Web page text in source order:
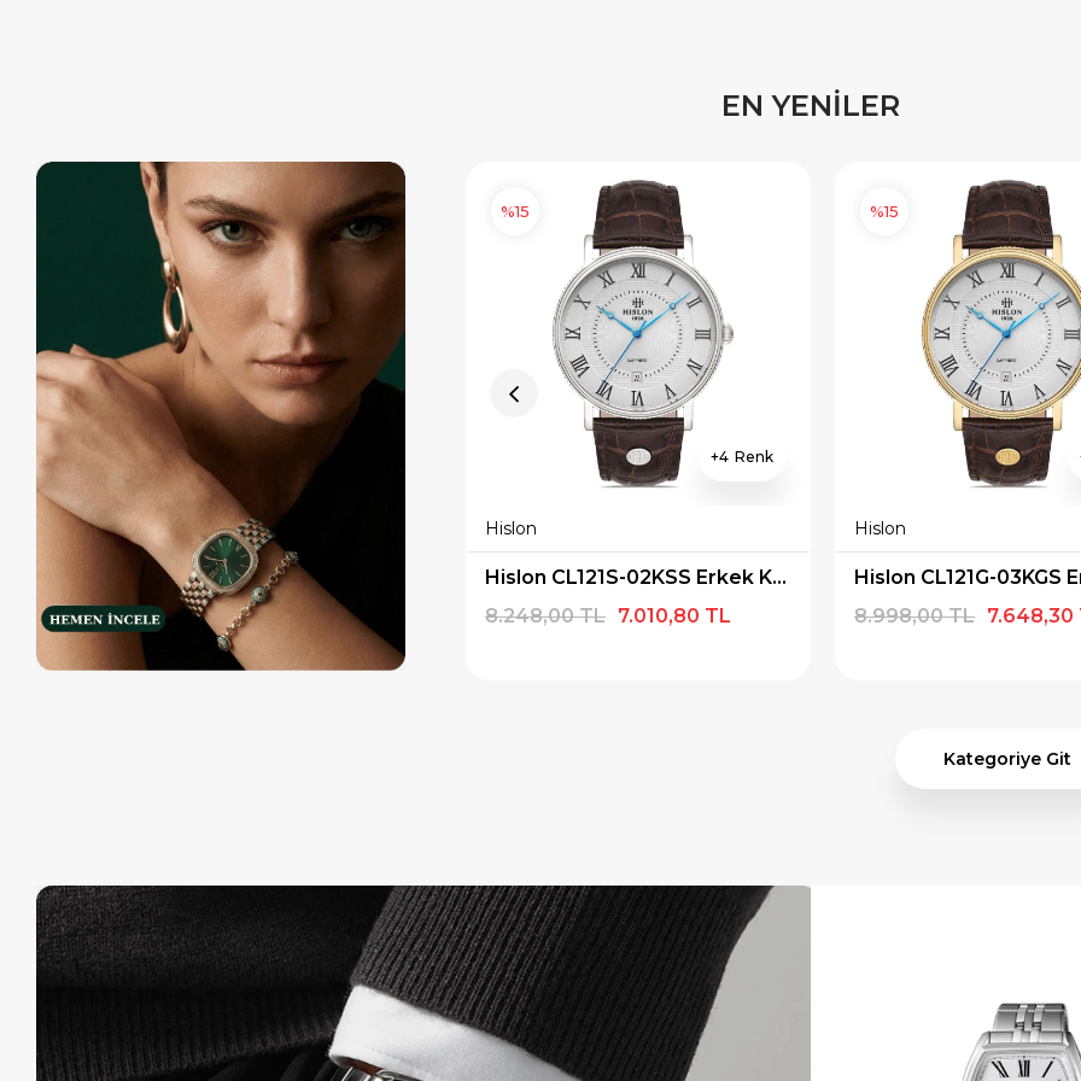
EN YENİLER
Hislon
9.348,30 TL
10.998,00 TL
%15
4
Hislon
Hislon CL121S-02KSS Erkek Kol Saati
7.010,80 TL
8.248,00 TL
%15
Hislon
7.648,30
8.998,00 TL
%15
Kategoriye Git